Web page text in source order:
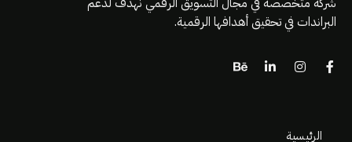
البراندات في تحقيق أهدافها الرقمية.
الرئيسية